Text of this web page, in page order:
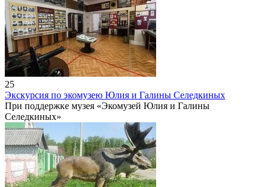
25
Экскурсия по экомузею Юлия и Галины Селедкиных
При поддержке музея «Экомузей Юлия и Галины
Селедкиных»